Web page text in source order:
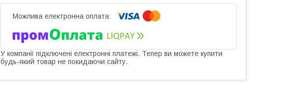
У компанії підключені електронні платежі. Тепер ви можете купити
будь-який товар не покидаючи сайту.